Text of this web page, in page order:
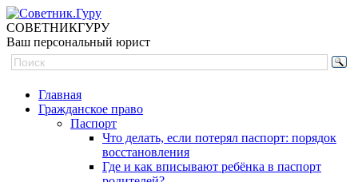
СОВЕТНИКГУРУ
Ваш персональный юрист
Главная
Гражданское право
Паспорт
Что делать, если потерял паспорт: порядок
восстановления
Где и как вписывают ребёнка в паспорт